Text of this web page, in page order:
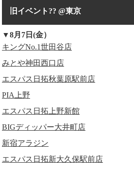
旧イベント?? @東京
▼8月7日(金）
キングNo.1世田谷店
みとや神田西口店
エスパス日拓秋葉原駅前店
PIA上野
エスパス日拓上野新館
BIGディッパー大井町店
新宿アラジン
エスパス日拓新大久保駅前店